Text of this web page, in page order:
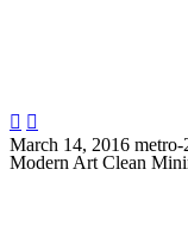
 
March 14, 2016
Modern Art Clean